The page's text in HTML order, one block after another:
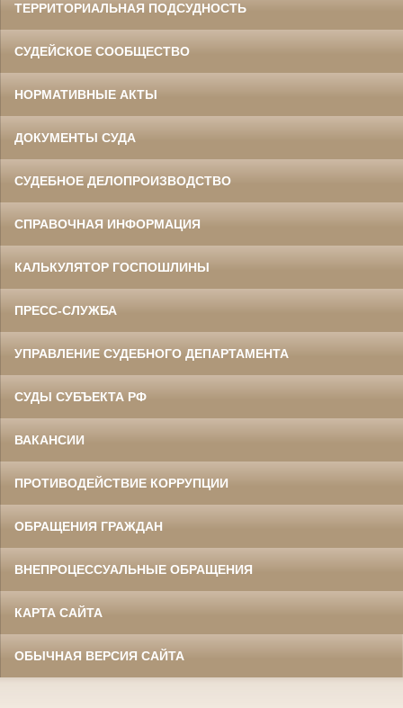
ТЕРРИТОРИАЛЬНАЯ ПОДСУДНОСТЬ
СУДЕЙСКОЕ СООБЩЕСТВО
НОРМАТИВНЫЕ АКТЫ
ДОКУМЕНТЫ СУДА
СУДЕБНОЕ ДЕЛОПРОИЗВОДСТВО
СПРАВОЧНАЯ ИНФОРМАЦИЯ
КАЛЬКУЛЯТОР ГОСПОШЛИНЫ
ПРЕСС-СЛУЖБА
УПРАВЛЕНИЕ СУДЕБНОГО ДЕПАРТАМЕНТА
СУДЫ СУБЪЕКТА РФ
ВАКАНСИИ
ПРОТИВОДЕЙСТВИЕ КОРРУПЦИИ
ОБРАЩЕНИЯ ГРАЖДАН
ВНЕПРОЦЕССУАЛЬНЫЕ ОБРАЩЕНИЯ
КАРТА САЙТА
ОБЫЧНАЯ ВЕРСИЯ САЙТА